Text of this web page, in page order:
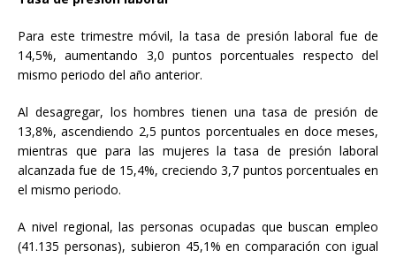
Para este trimestre móvil, la tasa de presión laboral fue de
14,5%, aumentando 3,0 puntos porcentuales respecto del
mismo periodo del año anterior.
Al desagregar, los hombres tienen una tasa de presión de
13,8%, ascendiendo 2,5 puntos porcentuales en doce meses,
mientras que para las mujeres la tasa de presión laboral
alcanzada fue de 15,4%, creciendo 3,7 puntos porcentuales en
el mismo periodo.
A nivel regional, las personas ocupadas que buscan empleo
(41.135 personas), subieron 45,1% en comparación con igual